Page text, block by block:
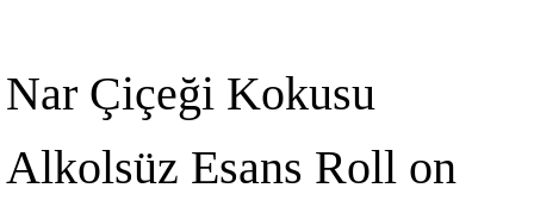
Nar Çiçeği Kokusu
Alkolsüz Esans Roll on